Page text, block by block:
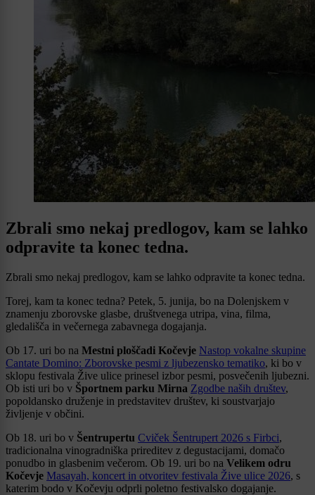
Zbrali smo nekaj predlogov, kam se lahko
odpravite ta konec tedna.
Zbrali smo nekaj predlogov, kam se lahko odpravite ta konec tedna.
Torej, kam ta konec tedna? Petek, 5. junija, bo na Dolenjskem v
znamenju zborovske glasbe, društvenega utripa, vina, filma,
gledališča in večernega zabavnega dogajanja.
Ob 17. uri bo na Mestni ploščadi Kočevje Nastop vokalne skupine
Cantate Domino: Zborovske pesmi z ljubezensko tematiko, ki bo v
sklopu festivala Žive ulice prinesel izbor pesmi, posvečenih ljubezni.
Ob isti uri bo v Športnem parku Mirna Zgodbe naših društev,
popoldansko druženje in predstavitev društev, ki soustvarjajo
življenje v občini.
Ob 18. uri bo v Šentrupertu Cviček Šentrupert 2026 s Firbci,
tradicionalna vinogradniška prireditev z degustacijami, domačo
ponudbo in glasbenim večerom. Ob 19. uri bo na Velikem odru
Kočevje Masayah, koncert in otvoritev festivala Žive ulice 2026, s
katerim bodo v Kočevju odprli poletno festivalsko dogajanje.